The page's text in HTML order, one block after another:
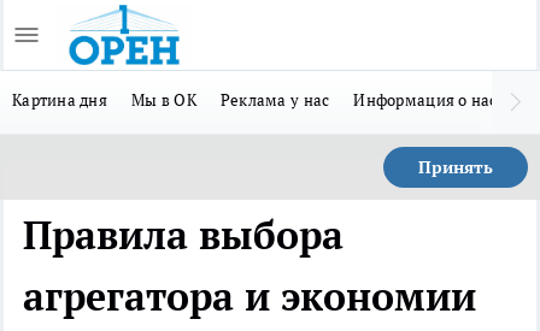
Картина дня Мы в ОК Реклама у нас Информация о нас
Принять
Правила выбора
агрегатора и экономии